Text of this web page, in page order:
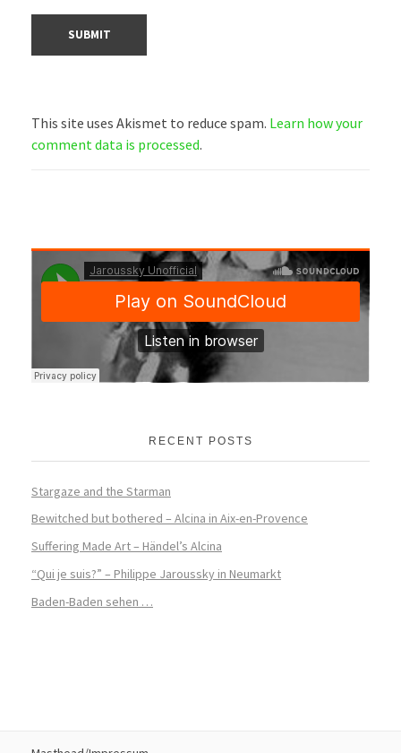
This site uses Akismet to reduce spam. Learn how your
comment data is processed.
RECENT POSTS
Stargaze and the Starman
Bewitched but bothered – Alcina in Aix-en-Provence
Suffering Made Art – Händel’s Alcina
“Qui je suis?” – Philippe Jaroussky in Neumarkt
Baden-Baden sehen …